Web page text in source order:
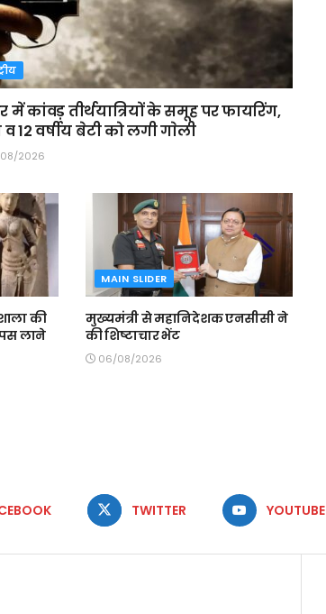
में कांवड़ तीर्थयात्रियों के समूह पर फायरिंग,
व 12 वर्षीय बेटी को लगी गाेली
2026
की
लाने
MAIN SLIDER
मुख्यमंत्री से महानिदेशक एनसीसी ने
की शिष्टाचार भेंट
06/08/2026
TWITTER YOUTUBE